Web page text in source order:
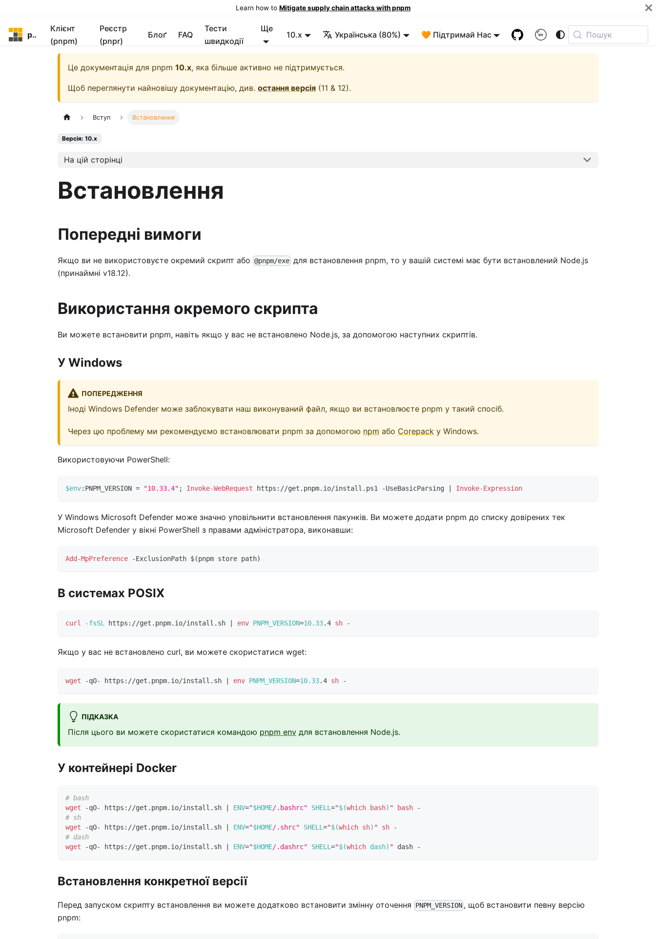
Learn how to Mitigate supply chain attacks with pnpm
pnpm
Клієнт
(pnpm)
Реєстр
(pnpr)
Блоґ FAQ
Тести
швидкодії
Ще
10.x Українська (80%) 🧡 Підтримай Нас Пошук
Це документація для pnpm 10.x, яка більше активно не підтримується.
Щоб переглянути найновішу документацію, див. остання версія (11 & 12).
Вступ Встановлення
Версія: 10.x
На цій сторінці
Встановлення
Попередні вимоги
Якщо ви не використовуєте окремий скрипт або @pnpm/exe для встановлення pnpm, то у вашій системі має бути встановлений Node.js
(принаймні v18.12).
Використання окремого скрипта
Ви можете встановити pnpm, навіть якщо у вас не встановлено Node.js, за допомогою наступних скриптів.
У Windows
ПОПЕРЕДЖЕННЯ
Іноді Windows Defender може заблокувати наш виконуваний файл, якщо ви встановлюєте pnpm у такий спосіб.
Через цю проблему ми рекомендуємо встановлювати pnpm за допомогою npm або Corepack у Windows.
Використовуючи PowerShell:
$env:PNPM_VERSION = "10.33.4" ; Invoke-WebRequest https: //get . pnpm. io/install . ps1 -UseBasicParsing Invoke-Expression
У Windows Microsoft Defender може значно уповільнити встановлення пакунків. Ви можете додати pnpm до списку довірених тек
Microsoft Defender у вікні PowerShell з правами адміністратора, виконавши:
Add-MpPreference -ExclusionPath $(pnpm store path)
В системах POSIX
curl -fsSL https://get.pnpm.io/install.sh env PNPM_VERSION=10.33.4 sh -
Якщо у вас не встановлено curl, ви можете скористатися wget:
wget -qO- https://get.pnpm.io/install.sh env PNPM_VERSION=10.33.4 sh -
ПІДКАЗКА
Після цього ви можете скористатися командою pnpm env для встановлення Node.js.
У контейнері Docker
# bash
wget -qO- https://get.pnpm.io/install.sh ENV="$HOME/.bashrc" SHELL="$(which bash) " bash -
# sh
wget -qO- https://get.pnpm.io/install.sh ENV="$HOME/.shrc" SHELL="$(which sh) " sh -
# dash
wget -qO- https://get.pnpm.io/install.sh ENV="$HOME/.dashrc" SHELL="$(which dash) " dash -
Встановлення конкретної версії
Перед запуском скрипту встановлення ви можете додатково встановити змінну оточення PNPM_VERSION , щоб встановити певну версію
pnpm: